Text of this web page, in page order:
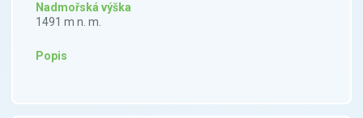
Nadmořská výška
1491 m n. m.
Popis